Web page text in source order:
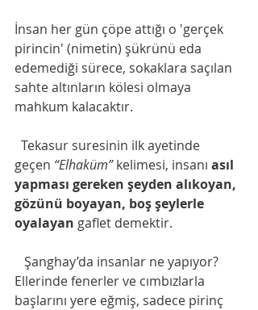
İnsan her gün çöpe attığı o 'gerçek
pirincin' (nimetin) şükrünü eda
edemediği sürece, sokaklara saçılan
sahte altınların kölesi olmaya
mahkum kalacaktır.
Tekasur suresinin ilk ayetinde
geçen “Elhaküm” kelimesi, insanı asıl
yapması gereken şeyden alıkoyan,
gözünü boyayan, boş şeylerle
oyalayan gaflet demektir.
​   Şanghay’da insanlar ne yapıyor?
Ellerinde fenerler ve cımbızlarla
başlarını yere eğmiş, sadece pirinç